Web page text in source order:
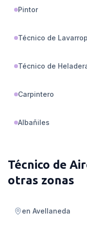
Pintor
Técnico de
Técnico de
Carpintero
Albañiles
Técnico de
otras zonas
en Avellaneda